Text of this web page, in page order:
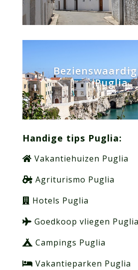
Puglia
Handige tips Puglia:
Vakantiehuizen Puglia
Agriturismo Puglia
Hotels Puglia
Goedkoop vliegen Puglia
Campings Puglia
Vakantieparken Puglia